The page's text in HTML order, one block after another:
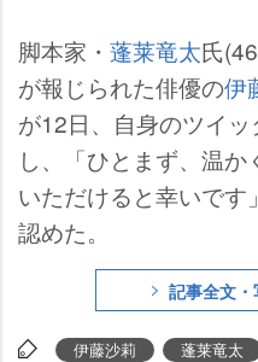
脚本家・ 蓬莱竜太氏
が報じられた俳優の伊
が12日、自身のツイ
し、「ひとまず、温か
いただけると幸いです
認めた。
記事全文
伊藤沙莉 蓬莱竜太